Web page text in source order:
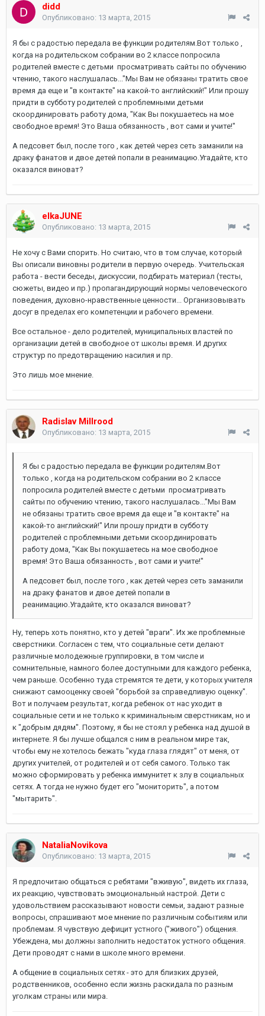
didd
Опубликовано: 13 марта, 2015
Я бы с радостью передала ве функции родителям.Вот только ,
когда на родительском собрании во 2 классе попросила
родителей вместе с детьми просматривать сайты по обучению
чтению, такого наслушалась..."Мы Вам не обязаны тратить свое
время да еще и "в контакте" на какой-то английский!" Или прошу
придти в субботу родителей с проблемными детьми
скоординировать работу дома, "Как Вы покушаетесь на мое
свободное время! Это Ваша обязанность , вот сами и учите!"
А педсовет был, после того , как детей через сеть заманили на
драку фанатов и двое детей попали в реанимацию.Угадайте, кто
оказался виноват?
elkaJUNE
Опубликовано: 13 марта, 2015
Не хочу с Вами спорить. Но считаю, что в том случае, который
Вы описали виновны родители в первую очередь. Учительская
работа - вести беседы, дискуссии, подбирать материал (тесты,
сюжеты, видео и пр.) пропагандирующий нормы человеческого
поведения, духовно-нравственные ценности... Организовывать
досуг в пределах его компетенции и рабочего времени.
Все остальное - дело родителей, муниципальных властей по
организации детей в свободное от школы время. И других
структур по предотвращению насилия и пр.
Это лишь мое мнение.
Radislav Millrood
Опубликовано: 13 марта, 2015
Я бы с радостью передала ве функции родителям.Вот
только , когда на родительском собрании во 2 классе
попросила родителей вместе с детьми просматривать
сайты по обучению чтению, такого наслушалась..."Мы Вам
не обязаны тратить свое время да еще и "в контакте" на
какой-то английский!" Или прошу придти в субботу
родителей с проблемными детьми скоординировать
работу дома, "Как Вы покушаетесь на мое свободное
время! Это Ваша обязанность , вот сами и учите!"
А педсовет был, после того , как детей через сеть заманили
на драку фанатов и двое детей попали в
реанимацию.Угадайте, кто оказался виноват?
Ну, теперь хоть понятно, кто у детей "враги". Их же проблемные
сверстники. Согласен с тем, что социальные сети делают
различные молодежные группировки, в том числе и
сомнительные, намного более доступными для каждого ребенка,
чем раньше. Особенно туда стремятся те дети, у которых учителя
снижают самооценку своей "борьбой за справедливую оценку".
Вот и получаем результат, когда ребенок от нас уходит в
социальные сети и не только к криминальным сверстникам, но и
к "добрым дядям". Поэтому, я бы не стоял у ребенка над душой в
интернете. Я бы лучше общался с ним в реальном мире так,
чтобы ему не хотелось бежать "куда глаза глядят" от меня, от
других учителей, от родителей и от себя самого. Только так
можно сформировать у ребенка иммунитет к злу в социальных
сетях. А тогда не нужно будет его "мониторить", а потом
"мытарить".
NataliaNovikova
Опубликовано: 13 марта, 2015
Я предпочитаю общаться с ребятами "вживую", видеть их глаза,
их реакцию, чувствовать эмоциональный настрой. Дети с
удовольствием рассказывают новости семьи, задают разные
вопросы, спрашивают мое мнение по различным событиям или
проблемам. Я чувствую дефицит устного ("живого") общения.
Убеждена, мы должны заполнить недостаток устного общения.
Дети проводят с нами в школе много времени.
А общение в социальных сетях - это для близких друзей,
родственников, особенно если жизнь раскидала по разным
уголкам страны или мира.